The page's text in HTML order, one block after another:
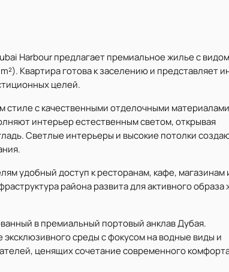
Harbour предлагает премиальное жилье с
Квартира готова к заселению и представляет
целей.
стиле с качественными отделочными
интерьер естественным светом, открывая
Светлые интерьеры и высокие потолки
удобный доступ к ресторанам, кафе, магазинам
района развита для активного образа
в премиальный портовый анклав Дубая.
среды с фокусом на водные виды и
ценящих сочетание современного